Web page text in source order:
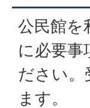
公民館を
に必要事
ださい。
ます。